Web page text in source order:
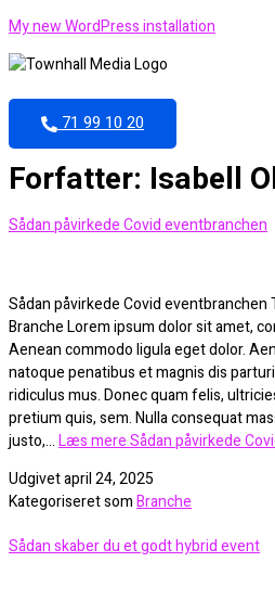
My new WordPress installation
71 99 10 20
Forfatter: Isabell
Sådan påvirkede Covid eventbranchen
Sådan påvirkede Covid eventbranchen
Branche Lorem ipsum dolor sit amet,
Aenean commodo ligula eget dolor.
natoque penatibus et magnis dis
ridiculus mus. Donec quam felis,
pretium quis, sem. Nulla consequat
justo,…Læs mereSådan påvirkede
Udgivetapril 24, 2025
Kategoriseret somBranche
Sådan skaber du et godt hybrid event